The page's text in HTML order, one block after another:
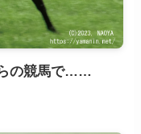
の競馬で……